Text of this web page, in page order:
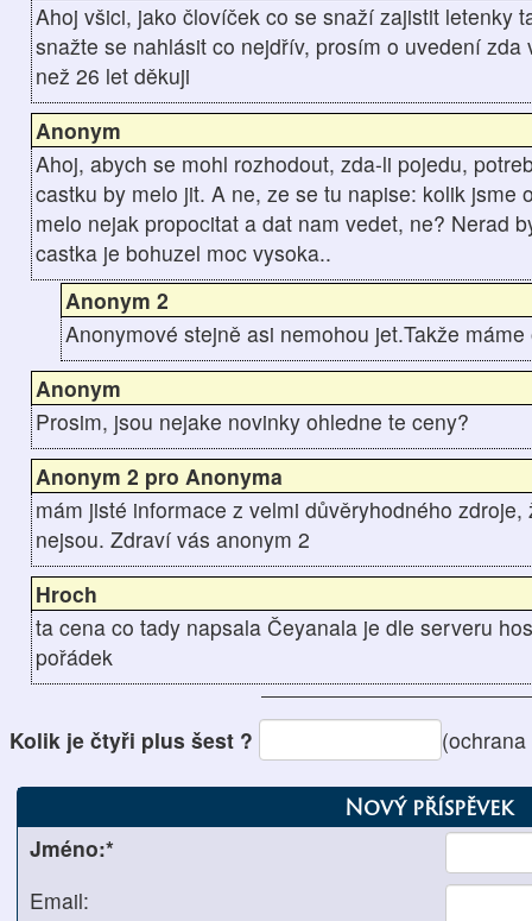
Ahoj všici, jako človíček co se snaží zajistit letenky
snažte se nahlásit co nejdřív, prosím o uvedení
než 26 let děkuji
Anonym
Ahoj, abych se mohl rozhodout, zda-li pojedu,
castku by melo jit. A ne, ze se tu napise: kolik jsme
melo nejak propocitat a dat nam vedet, ne? Nerad
castka je bohuzel moc vysoka..
Anonym 2
Anonymové stejně asi nemohou jet.Takže
Anonym
Prosim, jsou nejake novinky ohledne te ceny?
Anonym 2 pro Anonyma
mám jisté informace z velmi důvěryhodného
nejsou. Zdraví vás anonym 2
Hroch
ta cena co tady napsala Čeyanala je dle serveru
pořádek
Kolik je čtyři plus šest ?
Nový příspěvek
Jméno:*
Email: